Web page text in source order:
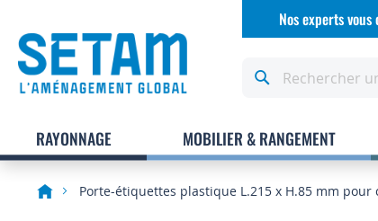
AllezNos experts
RAYONNAGE MOBILIER & RANGEMENT
Porte-étiquettes plastique L.215 x H.85 mm pour